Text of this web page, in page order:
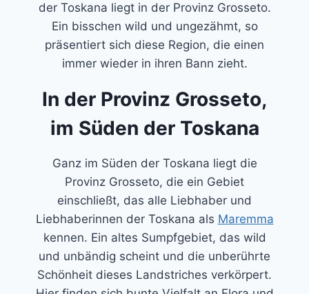
der Toskana liegt in der Provinz Grosseto.
Ein bisschen wild und ungezähmt, so
präsentiert sich diese Region, die einen
immer wieder in ihren Bann zieht.
In der Provinz Grosseto,
im Süden der Toskana
Ganz im Süden der Toskana liegt die
Provinz Grosseto, die ein Gebiet
einschließt, das alle Liebhaber und
Liebhaberinnen der Toskana als Maremma
kennen. Ein altes Sumpfgebiet, das wild
und unbändig scheint und die unberührte
Schönheit dieses Landstriches verkörpert.